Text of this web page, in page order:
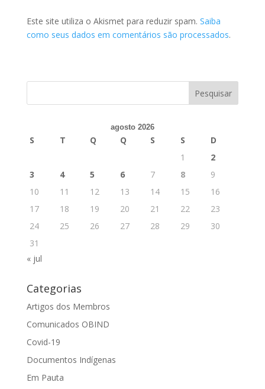
Este site utiliza o Akismet para reduzir spam. Saiba
como seus dados em comentários são processados.
agosto 2026
S T Q Q S S
D
1
2
3
4 5 6 7 8
9
10
11 12 13 14 15
16
17
18 19 20 21 22
23
24
25 26 27 28 29
30
31
« jul
Categorias
Artigos dos Membros
Comunicados OBIND
Covid-19
Documentos Indígenas
Em Pauta